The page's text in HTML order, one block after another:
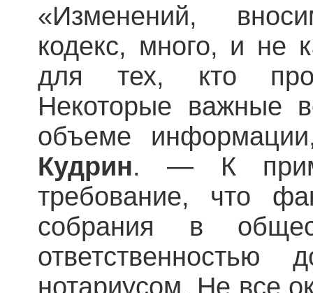
«Изменений,
кодекс, много, и не
для тех, кто
Некоторые важные
объеме
Кудрин. — К
требование, что
собрания в
ответственностью
нотариусом. Не все